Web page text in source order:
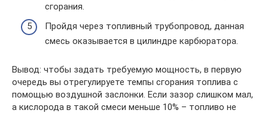
сгорания.
Пройдя через топливный трубопровод, данная
смесь оказывается в цилиндре карбюратора.
Вывод: чтобы задать требуемую мощность, в первую
очередь вы отрегулируете темпы сгорания топлива с
помощью воздушной заслонки. Если зазор слишком мал,
а кислорода в такой смеси меньше 10% – топливо не